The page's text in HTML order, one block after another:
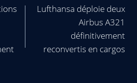
Lufthansa déploie deux
Airbus A321
définitivement
reconvertis en cargos